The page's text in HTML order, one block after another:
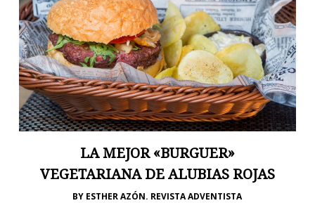
LA MEJOR «BURGUER»
VEGETARIANA DE ALUBIAS ROJAS
BY ESTHER AZÓN. REVISTA ADVENTISTA